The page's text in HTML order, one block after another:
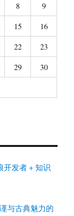
8
9
15
16
22
23
29
30
开发者 + 知识
与古典魅力的